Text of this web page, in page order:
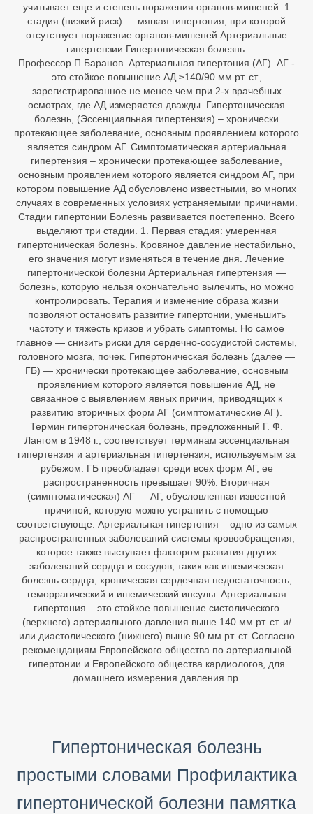
учитывает еще и степень поражения органов-мишеней: 1
стадия (низкий риск) — мягкая гипертония, при которой
отсутствует поражение органов-мишеней Артериальные
гипертензии Гипертоническая болезнь.
Профессор.П.Баранов. Артериальная гипертония (АГ). АГ -
это стойкое повышение АД ≥140/90 мм рт. ст.,
зарегистрированное не менее чем при 2-х врачебных
осмотрах, где АД измеряется дважды. Гипертоническая
болезнь, (Эссенциальная гипертензия) – хронически
протекающее заболевание, основным проявлением которого
является синдром АГ. Симптоматическая артериальная
гипертензия – хронически протекающее заболевание,
основным проявлением которого является синдром АГ, при
котором повышение АД обусловлено известными, во многих
случаях в современных условиях устраняемыми причинами.
Стадии гипертонии Болезнь развивается постепенно. Всего
выделяют три стадии. 1. Первая стадия: умеренная
гипертоническая болезнь. Кровяное давление нестабильно,
его значения могут изменяться в течение дня. Лечение
гипертонической болезни Артериальная гипертензия —
болезнь, которую нельзя окончательно вылечить, но можно
контролировать. Терапия и изменение образа жизни
позволяют остановить развитие гипертонии, уменьшить
частоту и тяжесть кризов и убрать симптомы. Но самое
главное — снизить риски для сердечно-сосудистой системы,
головного мозга, почек. Гипертоническая болезнь (далее —
ГБ) — хронически протекающее заболевание, основным
проявлением которого является повышение АД, не
связанное с выявлением явных причин, приводящих к
развитию вторичных форм АГ (симптоматические АГ).
Термин гипертоническая болезнь, предложенный Г. Ф.
Лангом в 1948 г., соответствует терминам эссенциальная
гипертензия и артериальная гипертензия, используемым за
рубежом. ГБ преобладает среди всех форм АГ, ее
распространенность превышает 90%. Вторичная
(симптоматическая) АГ — АГ, обусловленная известной
причиной, которую можно устранить с помощью
соответствующе. Артериальная гипертония – одно из самых
распространенных заболеваний системы кровообращения,
которое также выступает фактором развития других
заболеваний сердца и сосудов, таких как ишемическая
болезнь сердца, хроническая сердечная недостаточность,
геморрагический и ишемический инсульт. Артериальная
гипертония – это стойкое повышение систолического
(верхнего) артериального давления выше 140 мм рт. ст. и/
или диастолического (нижнего) выше 90 мм рт. ст. Согласно
рекомендациям Европейского общества по артериальной
гипертонии и Европейского общества кардиологов, для
домашнего измерения давления пр.
Гипертоническая болезнь
простыми словами Профилактика
гипертонической болезни памятка